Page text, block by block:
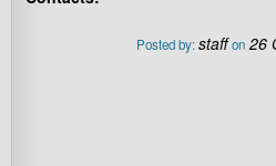
Posted by:staff on 26